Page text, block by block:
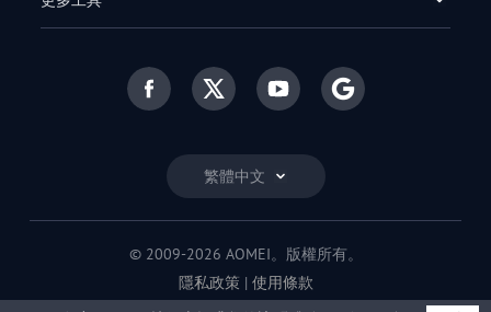
繁體中文
© 2009-2026 AOMEI。版權所有。
隱私政策 | 使用條款